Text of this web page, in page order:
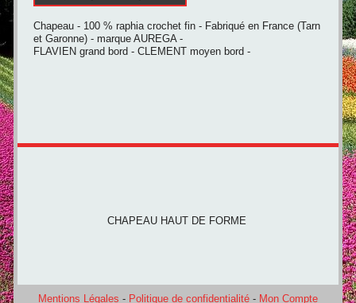
Chapeau - 100 % raphia crochet fin - Fabriqué en France (Tarn
et Garonne) - marque AUREGA -
FLAVIEN grand bord - CLEMENT moyen bord -
CHAPEAU HAUT DE FORME
Mentions Légales Politique de confidentialité Mon Compte